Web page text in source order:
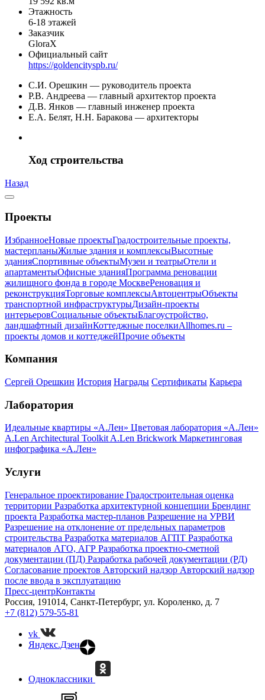
Этажность
6-18 этажей
Заказчик
GloraX
Официальный сайт
https://goldencityspb.ru/
С.И. Орешкин — руководитель проекта
Р.В. Андреева — главный архитектор проекта
Д.В. Янков — главный инженер проекта
Е.А. Белят, Н.Н. Баракова — архитекторы
Ход строительства
Назад
Проекты
ИзбранноеНовые проектыГрадостроительные проекты,
мастерпланыЖилые здания и комплексыВысотные
зданияСпортивные объектыМузеи и театрыОтели и
апартаментыОфисные зданияПрограмма реновации
жилищного фонда в городе МосквеРеновация и
реконструкцияТорговые комплексыАвтоцентрыОбъекты
транспортной инфраструктурыДизайн-проекты
интерьеровСоциальные объектыБлагоустройство,
ландшафтный дизайнКоттеджные поселкиAllhomes.ru –
проекты домов и коттеджейПрочие объекты
Компания
Сергей Орешкин История Награды Сертификаты Карьера
Лаборатория
Идеальные квартиры «А.Лен» Цветовая лаборатория «А.Лен»
A.Len Architectural ToolkitA.Len Brickwork Маркетинговая
инфографика «А.Лен»
Услуги
Генеральное проектирование Градостроительная оценка
территории Разработка архитектурной концепции Брендинг
проекта Разработка мастер-планов Разрешение на УРВИ
Разрешение на отклонение от предельных параметров
строительства Разработка материалов АГПТ Разработка
материалов АГО, АГР Разработка проектно-сметной
документации (ПД) Разработка рабочей документации (РД)
Согласование проектов Авторский надзор Авторский надзор
после ввода в эксплуатацию
Пресс-центрКонтакты
Россия, 191014, Санкт-Петербург, ул. Короленко, д. 7
+7 (812) 579-55-81
vk
Яндекс.Дзен
Одноклассники